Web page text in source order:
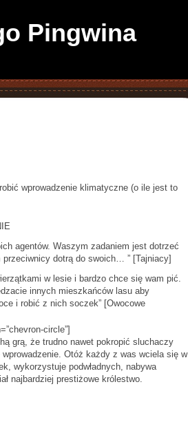
Pingwina
wprowadzenie klimatyczne (o ile jest to
agentów. Waszym zadaniem jest dotrzeć
przeciwnicy dotrą do swoich… ” [Tajniacy]
w lesie i bardzo chce się wam pić.
innych mieszkańców lasu aby
i robić z nich soczek” [Owocowe
circle”]
grą, że trudno nawet pokropić sluchaczy
Otóż każdy z was wciela się w
wykorzystuje podwładnych, nabywa
najbardziej prestiżowe królestwo.